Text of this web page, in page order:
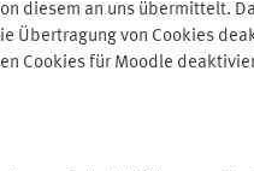
diesem an uns übermittelt.
Übertragung von Cookies
Cookies für Moodle